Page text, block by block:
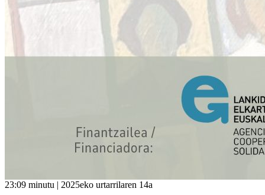
23:09 minutu | 2025eko urtarrilaren 14a